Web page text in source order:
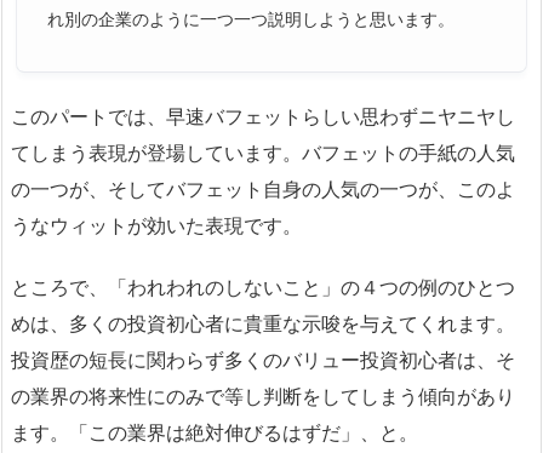
れ別の企業のように一つ一つ説明しようと思います。
このパートでは、早速バフェットらしい思わずニヤニヤし
てしまう表現が登場しています。バフェットの手紙の人気
の一つが、そしてバフェット自身の人気の一つが、このよ
うなウィットが効いた表現です。
ところで、「われわれのしないこと」の４つの例のひとつ
めは、多くの投資初心者に貴重な示唆を与えてくれます。
投資歴の短長に関わらず多くのバリュー投資初心者は、そ
の業界の将来性にのみで等し判断をしてしまう傾向があり
ます。「この業界は絶対伸びるはずだ」、と。